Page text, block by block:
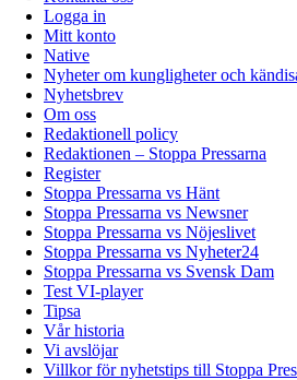
Logga in
Mitt konto
Native
Nyheter om kungligheter och
Nyhetsbrev
Om oss
Redaktionell policy
Redaktionen – Stoppa Pressarna
Register
Stoppa Pressarna vs Hänt
Stoppa Pressarna vs Newsner
Stoppa Pressarna vs Nöjeslivet
Stoppa Pressarna vs Nyheter24
Stoppa Pressarna vs Svensk Dam
Test VI-player
Tipsa
Vår historia
Vi avslöjar
Villkor för nyhetstips till Stoppa